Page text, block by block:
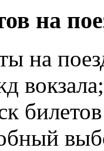
на
на
вокзала;